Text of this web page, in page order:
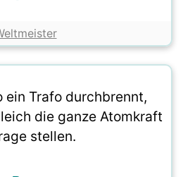
ein Trafo durchbrennt,
die ganze Atomkraft
stellen.